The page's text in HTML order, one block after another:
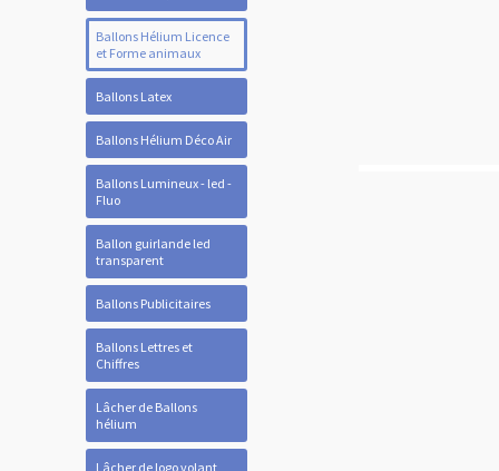
Ballons Hélium Licence
et Forme animaux
Ballons Latex
Ballons Hélium Déco Air
Ballons Lumineux - led -
Fluo
Ballon guirlande led
transparent
Ballons Publicitaires
Ballons Lettres et
Chiffres
Lâcher de Ballons
hélium
Lâcher de logo volant